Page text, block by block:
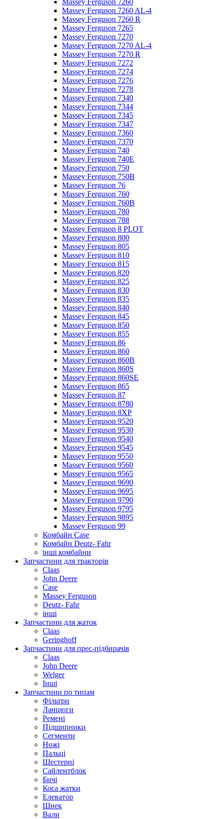
Massey Ferguson 7260
Massey Ferguson 7260 AL-4
Massey Ferguson 7260 R
Massey Ferguson 7265
Massey Ferguson 7270
Massey Ferguson 7270 AL-4
Massey Ferguson 7270 R
Massey Ferguson 7272
Massey Ferguson 7274
Massey Ferguson 7276
Massey Ferguson 7278
Massey Ferguson 7340
Massey Ferguson 7344
Massey Ferguson 7345
Massey Ferguson 7347
Massey Ferguson 7360
Massey Ferguson 7370
Massey Ferguson 740
Massey Ferguson 740E
Massey Ferguson 750
Massey Ferguson 750B
Massey Ferguson 76
Massey Ferguson 760
Massey Ferguson 760B
Massey Ferguson 780
Massey Ferguson 788
Massey Ferguson 8 PLOT
Massey Ferguson 800
Massey Ferguson 805
Massey Ferguson 810
Massey Ferguson 815
Massey Ferguson 820
Massey Ferguson 825
Massey Ferguson 830
Massey Ferguson 835
Massey Ferguson 840
Massey Ferguson 845
Massey Ferguson 850
Massey Ferguson 855
Massey Ferguson 86
Massey Ferguson 860
Massey Ferguson 860B
Massey Ferguson 860S
Massey Ferguson 860SE
Massey Ferguson 865
Massey Ferguson 87
Massey Ferguson 8780
Massey Ferguson 8XP
Massey Ferguson 9520
Massey Ferguson 9530
Massey Ferguson 9540
Massey Ferguson 9545
Massey Ferguson 9550
Massey Ferguson 9560
Massey Ferguson 9565
Massey Ferguson 9690
Massey Ferguson 9695
Massey Ferguson 9790
Massey Ferguson 9795
Massey Ferguson 9895
Massey Ferguson 99
Комбайн Case
Комбайн Deutz- Fahr
інші комбайни
Запчастини для тракторів
Claas
John Deere
Case
Massey Ferguson
Deutz- Fahr
інші
Запчастини для жаток
Claas
Geringhoff
Запчастини для прес-підбирачів
Claas
John Deere
Welger
Інші
Запчастини по типам
Фільтри
Ланцюги
Ремені
Підшипники
Сегменти
Ножі
Пальці
Шестерні
Сайлентблок
Бичі
Коса жатки
Елеватор
Шнек
Вали